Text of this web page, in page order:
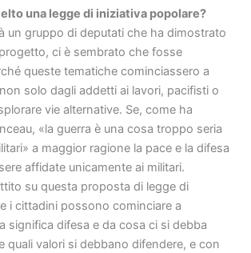
una legge di iniziativa popolare?
un gruppo di deputati che ha dimostrato
ci è sembrato che fosse
queste tematiche cominciassero a
solo dagli addetti ai lavori, pacifisti o
vie alternative. Se, come ha
«la guerra è una cosa troppo seria
a maggior ragione la pace e la difesa
affidate unicamente ai militari.
su questa proposta di legge di
i cittadini possono cominciare a
significa difesa e da cosa ci si debba
quali valori si debbano difendere, e con